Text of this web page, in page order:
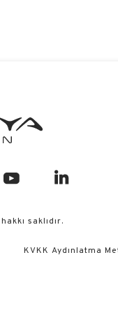
saklıdır.
KVKK Aydınlatma